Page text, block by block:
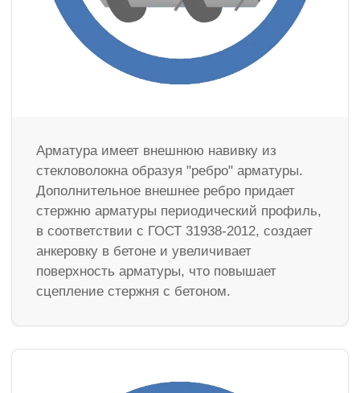
Арматура имеет внешнюю навивку из
стекловолокна образуя "ребро" арматуры.
Дополнительное внешнее ребро придает
стержню арматуры периодический профиль,
в соответствии с ГОСТ 31938-2012, создает
анкеровку в бетоне и увеличивает
поверхность арматуры, что повышает
сцепление стержня с бетоном.